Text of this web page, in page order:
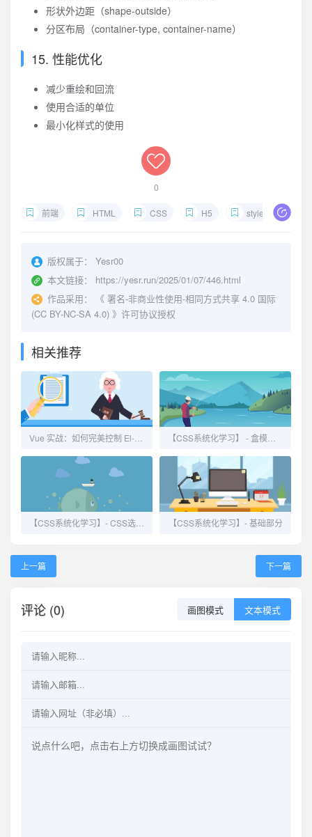
形状外边距（shape-outside）
分区布局（container-type, container-name）
15. 性能优化
减少重绘和回流
使用合适的单位
最小化样式的使用
0
前端 HTML CSS H5 style sheet
版权属于：
Yesr00
本文链接：
https://yesr.run/2025/01/07/446.html
作品采用：
《 署名-非商业性使用-相同方式共享 4.0 国际
(CC BY-NC-SA 4.0) 》许可协议授权
相关推荐
【CSS系统化学习】- 基础部分
上一篇 下一篇
评论 (0) 画图模式 文本模式